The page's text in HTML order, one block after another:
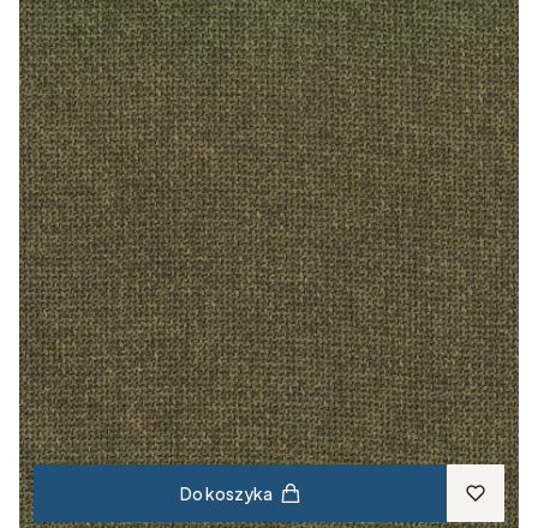
Do koszyka